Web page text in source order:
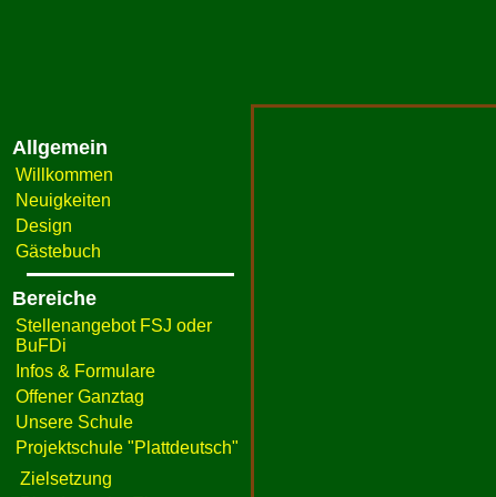
Allgemein
Willkommen
Neuigkeiten
Design
Gästebuch
Bereiche
Stellenangebot FSJ oder
BuFDi
Infos & Formulare
Offener Ganztag
Unsere Schule
Projektschule "Plattdeutsch"
Zielsetzung